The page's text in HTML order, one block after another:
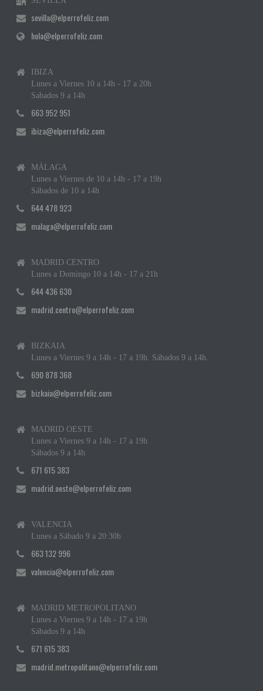
sevilla@elperrofeliz.com
hola@elperrofeliz.com
IBIZA
Lunes a Viernes 10 a 14h - 17 a 20h
Sabados 9 a 14h
663 952 951
ibiza@elperrofeliz.com
MÁLAGA
Lunes a Viernes de 10 a 14h - 17 a 19h
Sábados de 10 a 14h
644 478 923
malaga@elperrofeliz.com
MADRID CENTRO
Lunes a Domingo 10 a 14h - 17 a 21h
644 436 630
madrid.centro@elperrofeliz.com
BIZKAIA
Lunes a Viernes 9 a 14h - 17 a 19h. Sábados 9 a 14h.
690 878 368
bizkaia@elperrofeliz.com
MADRID OESTE
Lunes a Viernes 9 a 14h - 17 a 19h
Sábados 9 a 14h
671 615 383
madrid.oeste@elperrofeliz.com
VALENCIA
Lunes a Sábado 9 a 20:30h
663 132 996
valencia@elperrofeliz.com
MADRID METROPOLITANO
Lunes a Viernes 9 a 14h - 17 a 19h
Sábados 9 a 14h
671 615 383
madrid.metropolitano@elperrofeliz.com